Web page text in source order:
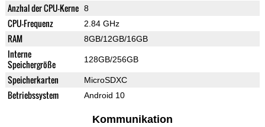
Anzhal der CPU-Kerne 8
CPU-Frequenz 2.84 GHz
RAM 8GB/12GB/16GB
Interne
Speichergröße
128GB/256GB
Speicherkarten MicroSDXC
Betriebssystem Android 10
Kommunikation